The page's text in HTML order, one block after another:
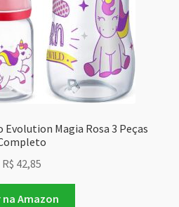
Magia Rosa 3 Peças
R$ 42,85
na Amazon